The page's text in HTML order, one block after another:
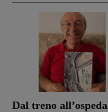
Dal treno